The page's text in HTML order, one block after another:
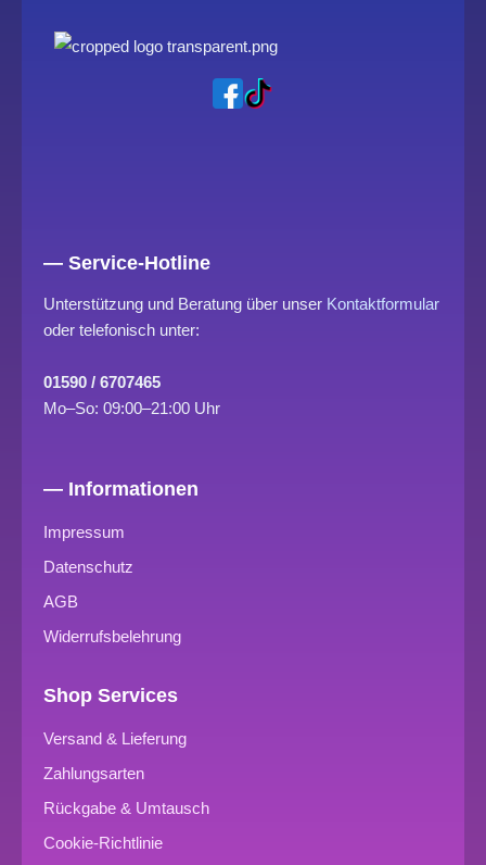
— Service-Hotline
Unterstützung und Beratung über unser Kontaktformular
oder telefonisch unter:
01590 / 6707465
Mo–So: 09:00–21:00 Uhr
— Informationen
Impressum
Datenschutz
AGB
Widerrufsbelehrung
Shop Services
Versand & Lieferung
Zahlungsarten
Rückgabe & Umtausch
Cookie-Richtlinie